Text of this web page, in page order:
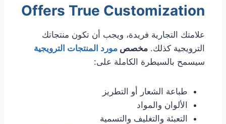
Offers True Customization
علامتك التجارية فريدة، ويجب أن تكون منتجاتك
الترويجية كذلك. مخصص مورد المنتجات الترويجية
سيسمح بالسيطرة الكاملة على:
طباعة الشعار أو التطريز
الألوان والمواد
التعبئة والتغليف والتسمية